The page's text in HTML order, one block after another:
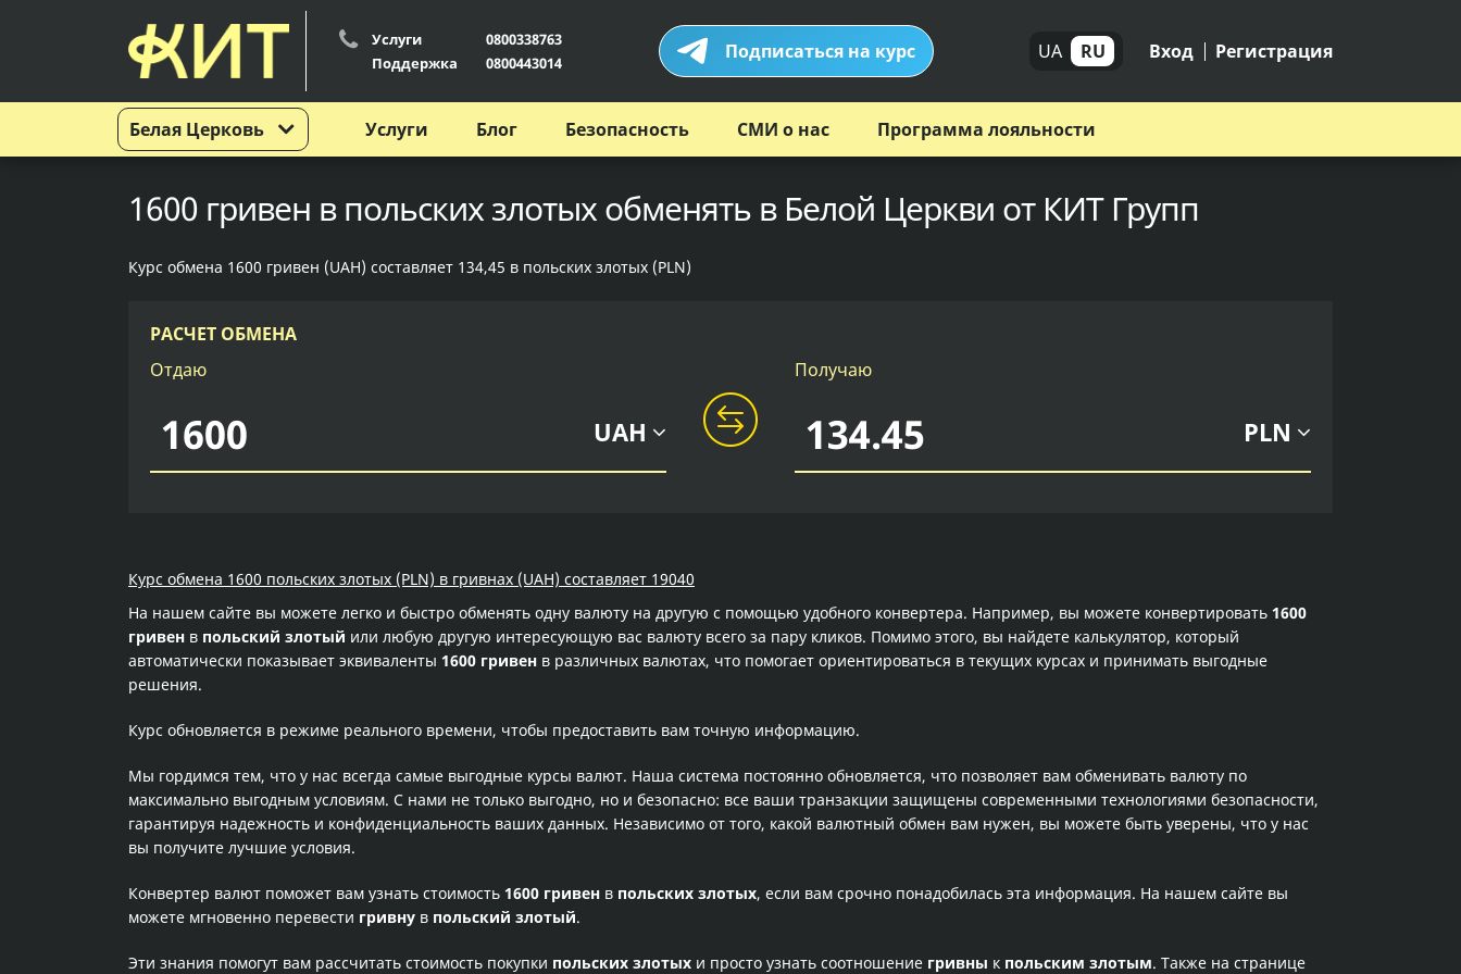
Белая Церковь
Услуги
0800338763
Поддержка
0800443014 Подписаться на курс UA RU Вход Регистрация
Услуги Блог Безопасность СМИ о нас Программа лояльности
1600 гривен в польских злотых обменять в Белой Церкви от КИТ Групп
Курс обмена 1600 гривен (UAH) составляет 134,45 в польских злотых (PLN)
РАСЧЕТ ОБМЕНА
Отдаю
UAH
Получаю
PLN
Курс обмена 1600 польских злотых (PLN) в гривнах (UAH) составляет 19040
На нашем сайте вы можете легко и быстро обменять одну валюту на другую с помощью удобного конвертера. Например, вы можете конвертировать 1600
гривен в польский злотый или любую другую интересующую вас валюту всего за пару кликов. Помимо этого, вы найдете калькулятор, который
автоматически показывает эквиваленты 1600 гривен в различных валютах, что помогает ориентироваться в текущих курсах и принимать выгодные
решения.
Курс обновляется в режиме реального времени, чтобы предоставить вам точную информацию.
Мы гордимся тем, что у нас всегда самые выгодные курсы валют. Наша система постоянно обновляется, что позволяет вам обменивать валюту по
максимально выгодным условиям. С нами не только выгодно, но и безопасно: все ваши транзакции защищены современными технологиями безопасности,
гарантируя надежность и конфиденциальность ваших данных. Независимо от того, какой валютный обмен вам нужен, вы можете быть уверены, что у нас
вы получите лучшие условия.
Конвертер валют поможет вам узнать стоимость 1600 гривен в польских злотых, если вам срочно понадобилась эта информация. На нашем сайте вы
можете мгновенно перевести гривну в польский злотый.
Эти знания помогут вам рассчитать стоимость покупки польских злотых и просто узнать соотношение гривны к польским злотым. Также на странице